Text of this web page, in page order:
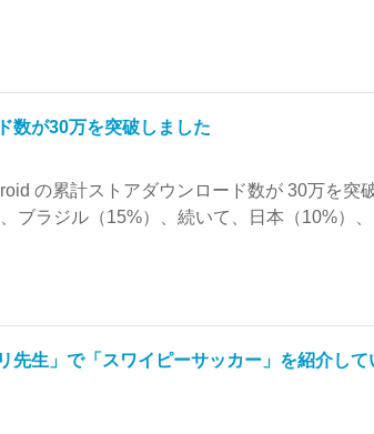
数が30万を突破しました
の累計ストアダウンロード数が 30万を突
ブラジル（15%）、続いて、日本（10%）
先生」で「スワイピーサッカー」を紹介して